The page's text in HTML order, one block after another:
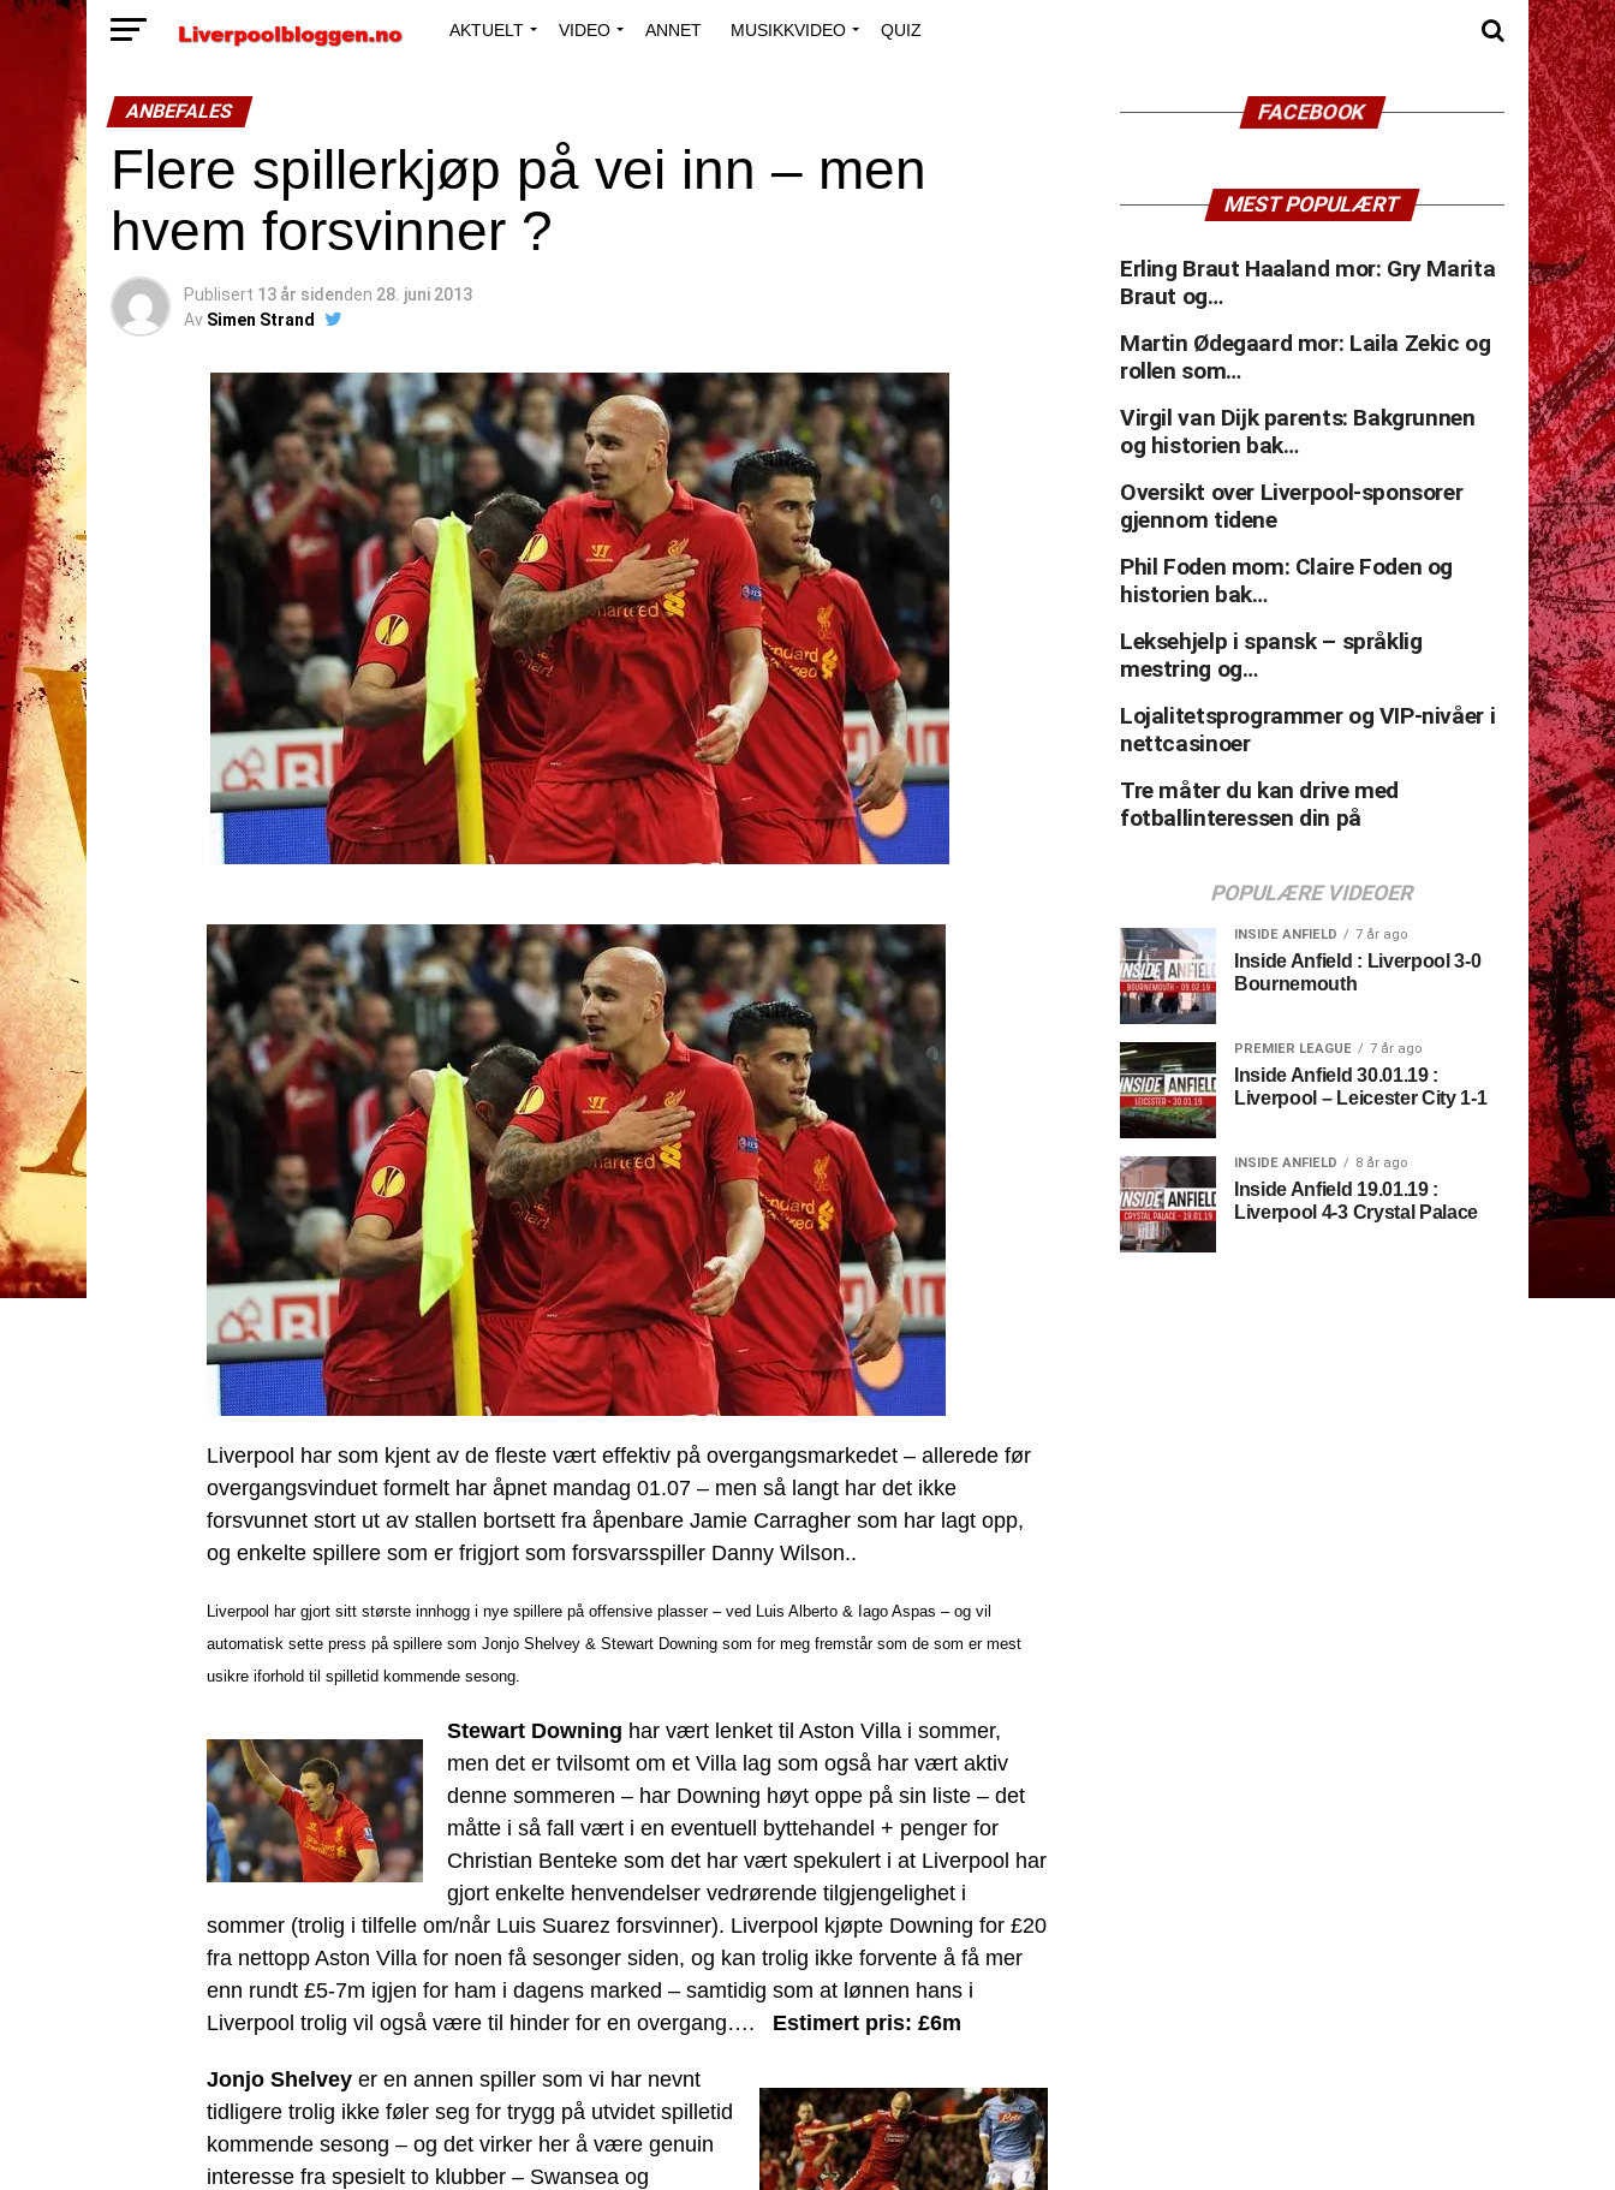
AKTUELT VIDEO ANNET MUSIKKVIDEO QUIZ
ANBEFALES
Flere spillerkjøp på vei inn – men
hvem forsvinner ?
Publisert 13 år sidenden 28. juni 2013
Av Simen Strand
Liverpool har som kjent av de fleste vært effektiv på overgangsmarkedet – allerede før
overgangsvinduet formelt har åpnet mandag 01.07 – men så langt har det ikke
forsvunnet stort ut av stallen bortsett fra åpenbare Jamie Carragher som har lagt opp,
og enkelte spillere som er frigjort som forsvarsspiller Danny Wilson..
Liverpool har gjort sitt største innhogg i nye spillere på offensive plasser – ved Luis Alberto & Iago Aspas – og vil
automatisk sette press på spillere som Jonjo Shelvey & Stewart Downing som for meg fremstår som de som er mest
usikre iforhold til spilletid kommende sesong.
Stewart Downing har vært lenket til Aston Villa i sommer,
men det er tvilsomt om et Villa lag som også har vært aktiv
denne sommeren – har Downing høyt oppe på sin liste – det
måtte i så fall vært i en eventuell byttehandel + penger for
Christian Benteke som det har vært spekulert i at Liverpool har
gjort enkelte henvendelser vedrørende tilgjengelighet i
sommer (trolig i tilfelle om/når Luis Suarez forsvinner). Liverpool kjøpte Downing for £20
fra nettopp Aston Villa for noen få sesonger siden, og kan trolig ikke forvente å få mer
enn rundt £5-7m igjen for ham i dagens marked – samtidig som at lønnen hans i
Liverpool trolig vil også være til hinder for en overgang…. Estimert pris: £6m
Jonjo Shelvey er en annen spiller som vi har nevnt
tidligere trolig ikke føler seg for trygg på utvidet spilletid
kommende sesong – og det virker her å være genuin
interesse fra spesielt to klubber – Swansea og
FACEBOOK
MEST POPULÆRT
Erling Braut Haaland mor: Gry Marita
Braut og…
Martin Ødegaard mor: Laila Zekic og
rollen som…
Virgil van Dijk parents: Bakgrunnen
og historien bak…
Oversikt over Liverpool-sponsorer
gjennom tidene
Phil Foden mom: Claire Foden og
historien bak…
Leksehjelp i spansk – språklig
mestring og…
Lojalitetsprogrammer og VIP-nivåer i
nettcasinoer
Tre måter du kan drive med
fotballinteressen din på
POPULÆRE VIDEOER
INSIDE ANFIELD 7 år ago
Inside Anfield : Liverpool 3-0
Bournemouth
PREMIER LEAGUE 7 år ago
Inside Anfield 30.01.19 :
Liverpool – Leicester City 1-1
INSIDE ANFIELD 8 år ago
Inside Anfield 19.01.19 :
Liverpool 4-3 Crystal Palace